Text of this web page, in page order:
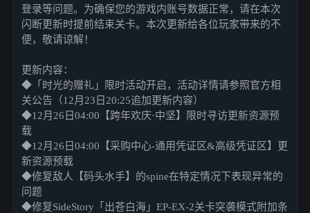
登录等问题。为确保您的游戏内账号数据正常，请在本次
闪断更新时提前结束关卡。本次更新给各位玩家带来的不
便，敬请谅解！
更新内容：
﻿◆「时光的赠礼」限时活动开启，活动详情请参照官方相
关公告（12月23日20:25追加更新内容）
◆12月26日04:00【跨年欢庆·中坚】限时寻访更新资源预
载
◆12月26日04:00【采购中心-通用凭证区&高级凭证区】更
新资源预载
◆修复敌人【码头水手】的spine在特定情况下表现异常的
问题
◆修复SideStory「出苍白海」EP-EX-2关卡突袭模式附加条